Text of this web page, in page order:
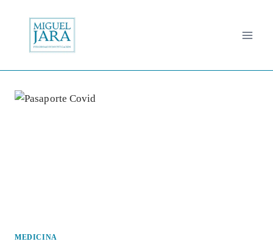
contenido
MEDICINA